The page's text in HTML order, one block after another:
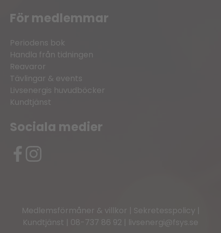
För medlemmar
Periodens bok
Handla från tidningen
Reavaror
Tävlingar & events
Livsenergis huvudböcker
Kundtjänst
Sociala medier
Medlemsförmåner & villkor | Sekretesspolicy |
Kundtjänst | 08-737 86 92 | livsenergi@fsys.se